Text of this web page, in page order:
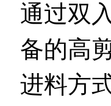
通过双
备的高
进料方